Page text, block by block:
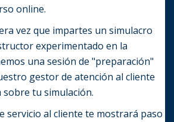
online.
vez que impartes un simulacro
experimentado en la
una sesión de "preparación"
gestor de atención al cliente
tu simulación.
servicio al cliente te mostrará paso